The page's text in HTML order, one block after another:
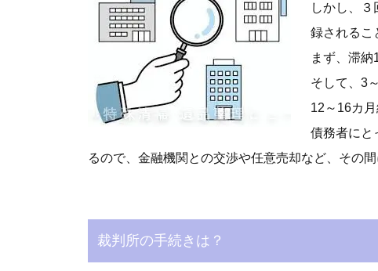
しかし、
録されるこ
まず、滞納
そして、3
12～16カ
債務者にと
るので、金融機関との交渉や任意売却など、その
裁判所の手続きは？